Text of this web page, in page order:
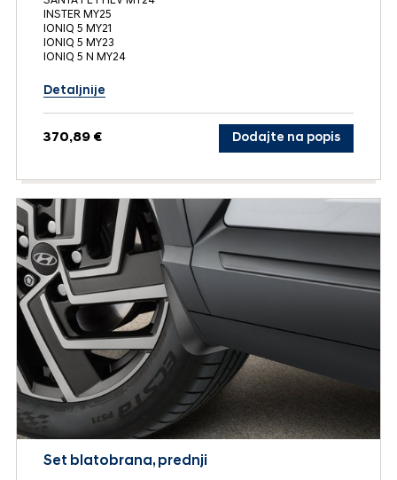
INSTER MY25
IONIQ 5 MY21
IONIQ 5 MY23
IONIQ 5 N MY24
Detaljnije
370,89 € Dodajte na popis
Set blatobrana, prednji